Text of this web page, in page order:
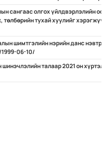
сангаас олгох үйлдвэрлэлийн
төлбөрийн тухай хуулийг
шимтгэлийн нэрийн данс
06-10/
шинэчлэлийн талаар 2021 он хүртэл